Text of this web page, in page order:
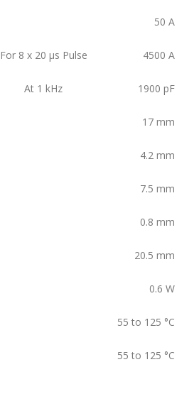
50 A
For 8 x 20 μs Pulse 4500 A
At 1 kHz 1900 pF
17 mm
4.2 mm
7.5 mm
0.8 mm
20.5 mm
0.6 W
55 to 125 °C
55 to 125 °C